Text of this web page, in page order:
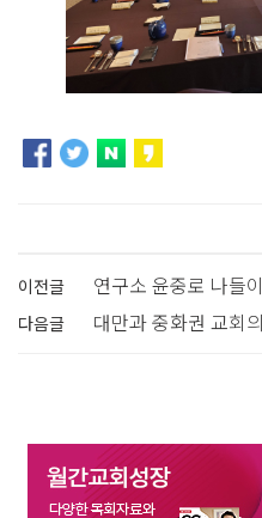
이전글 연구소 윤중로 나들이
다음글 대만과 중화권 교회